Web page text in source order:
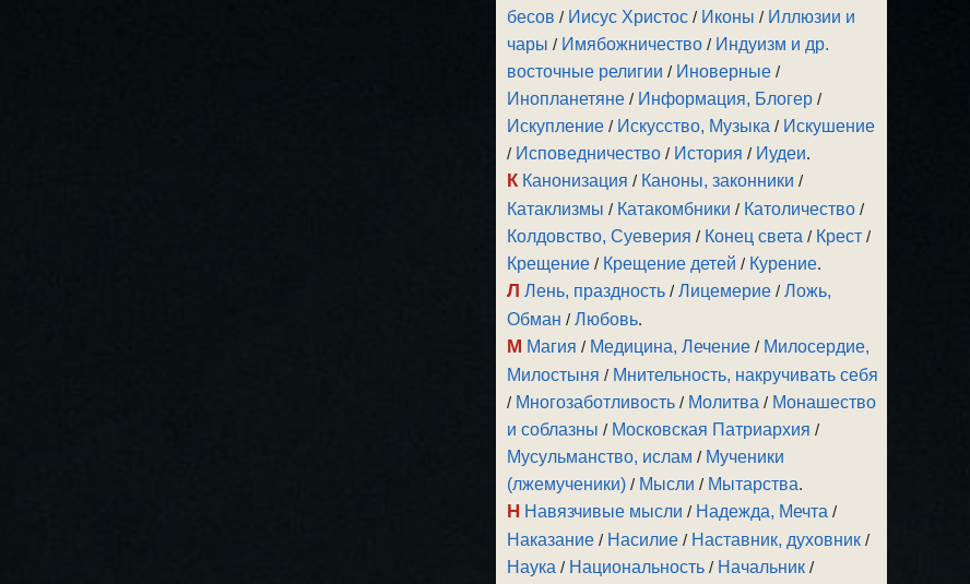
бесов / Иисус Христос / Иконы / Иллюзии и
чары / Имябожничество / Индуизм и др.
восточные религии / Иноверные /
Инопланетяне / Информация, Блогер /
Искупление / Искусство, Музыка / Искушение
/ Исповедничество / История / Иудеи.
К Канонизация / Каноны, законники /
Катаклизмы / Катакомбники / Католичество /
Колдовство, Суеверия / Конец света / Крест /
Крещение / Крещение детей / Курение.
Л Лень, праздность /Лицемерие /Ложь,
Обман /Любовь.
М Магия / Медицина, Лечение / Милосердие,
Милостыня / Мнительность, накручивать себя
/ Многозаботливость / Молитва / Монашество
и соблазны / Московская Патриархия /
Мусульманство, ислам / Мученики
(лжемученики) / Мысли / Мытарства.
Н Навязчивые мысли / Надежда, Мечта /
Наказание / Насилие / Наставник, духовник /
Наука / Национальность / Начальник /